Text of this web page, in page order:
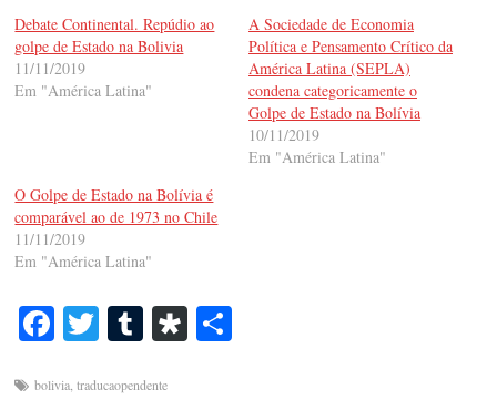
Debate Continental. Repúdio ao
golpe de Estado na Bolivia
11/11/2019
Em "América Latina"
A Sociedade de Economia
Política e Pensamento Crítico da
América Latina (SEPLA)
condena categoricamente o
Golpe de Estado na Bolívia
10/11/2019
Em "América Latina"
O Golpe de Estado na Bolívia é
comparável ao de 1973 no Chile
11/11/2019
Em "América Latina"
Fa
bo
T
tte
T
m
Di
bolivia ,traducaopendente